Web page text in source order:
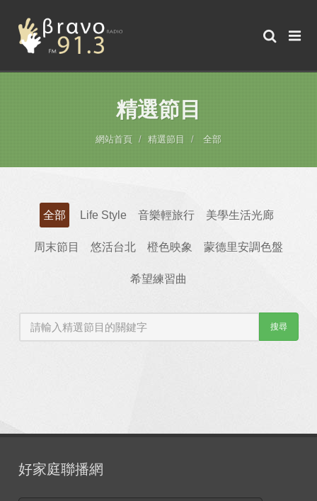
精選節目
網站首頁 精選節目 全部
全部 Life Style 音樂輕旅行 美學生活光廊
周末節目 悠活台北 橙色映象 蒙德里安調色盤
希望練習曲
搜尋
好家庭聯播網